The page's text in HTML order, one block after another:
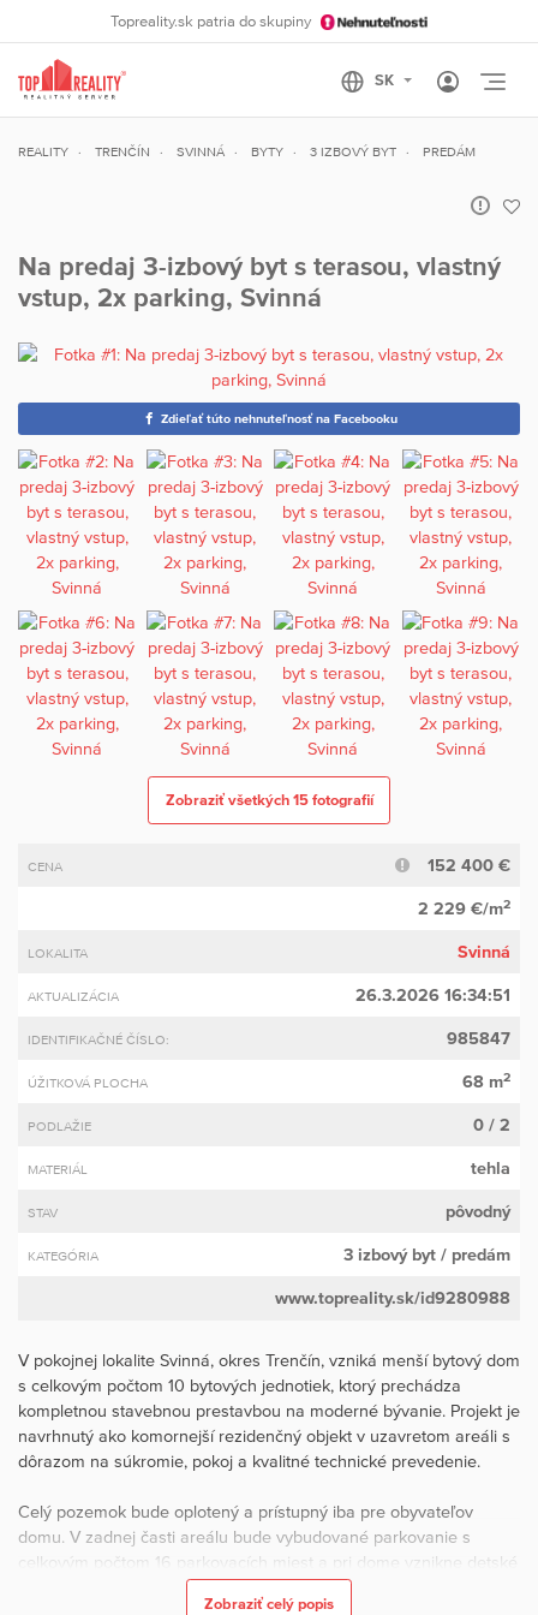
Topreality.sk patria do skupiny
REALITY TRENČÍN SVINNÁ BYTY 3 IZBOVÝ BYT PREDÁM
Na predaj 3-izbový byt s terasou, vlastný
vstup, 2x parking, Svinná
Zdieľať túto nehnuteľnosť na Facebooku
Zobraziť všetkých 15 fotografií
CENA 152 400 €
2 229 €/m2
LOKALITA Svinná
AKTUALIZÁCIA 26.3.2026 16:34:51
IDENTIFIKAČNÉ ČÍSLO: 985847
ÚŽITKOVÁ PLOCHA 68 m2
PODLAŽIE 0 / 2
MATERIÁL tehla
STAV pôvodný
KATEGÓRIA 3 izbový byt / predám
www.topreality.sk/id9280988
V pokojnej lokalite Svinná, okres Trenčín, vzniká menší bytový dom
s celkovým počtom 10 bytových jednotiek, ktorý prechádza
kompletnou stavebnou prestavbou na moderné bývanie. Projekt je
navrhnutý ako komornejší rezidenčný objekt v uzavretom areáli s
dôrazom na súkromie, pokoj a kvalitné technické prevedenie.
Celý pozemok bude oplotený a prístupný iba pre obyvateľov
domu. V zadnej časti areálu bude vybudované parkovanie s
celkovým počtom 16 parkovacích miest a pri dome vznikne detské
ihrisko. Rekonštrukcia objektu zahŕňa nové rozvody, nové
Zobraziť celý popis